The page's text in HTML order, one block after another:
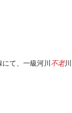
て、一級河川 不老川